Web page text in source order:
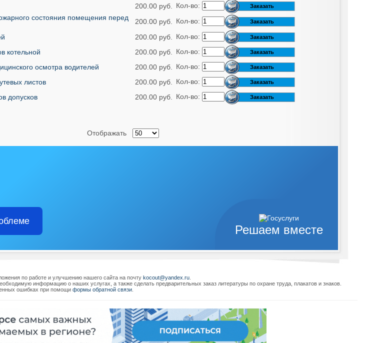
200.00 руб.
Кол-во:
состояния помещения перед
200.00 руб. Кол-во:
200.00 руб.
Кол-во:
котельной
200.00 руб.
Кол-во:
осмотра водителей
200.00 руб.
Кол-во:
листов
200.00 руб.
Кол-во:
допусков
200.00 руб. Кол-во:
Отображать
Решаем вместе
по работе и улучшению нашего сайта на почту kocout@yandex.ru
информацию о наших услугах, а также сделать предварительных заказ литературы по охране труда, плакатов и знаков.
ошибках при помощи формы обратной связи